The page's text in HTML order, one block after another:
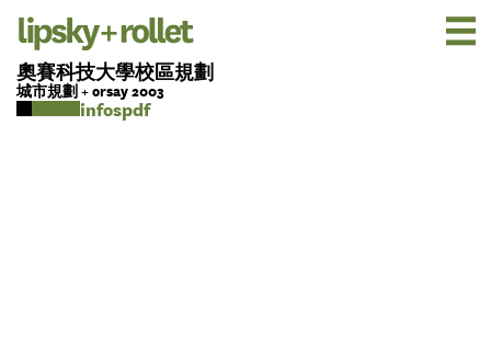
奧賽科技大學校區規劃
城市規劃 + orsay 2003
pdf